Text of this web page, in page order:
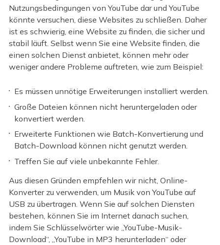
Nutzungsbedingungen von YouTube dar und YouTube
könnte versuchen, diese Websites zu schließen. Daher
ist es schwierig, eine Website zu finden, die sicher und
stabil läuft. Selbst wenn Sie eine Website finden, die
einen solchen Dienst anbietet, können mehr oder
weniger andere Probleme auftreten, wie zum Beispiel:
Es müssen unnötige Erweiterungen installiert werden.
Große Dateien können nicht heruntergeladen oder
konvertiert werden.
Erweiterte Funktionen wie Batch-Konvertierung und
Batch-Download können nicht genutzt werden.
Treffen Sie auf viele unbekannte Fehler.
Aus diesen Gründen empfehlen wir nicht, Online-
Konverter zu verwenden, um Musik von YouTube auf
USB zu übertragen. Wenn Sie auf solchen Diensten
bestehen, können Sie im Internet danach suchen,
indem Sie Schlüsselwörter wie „YouTube-Musik-
Download“, „YouTube in MP3 herunterladen“ oder